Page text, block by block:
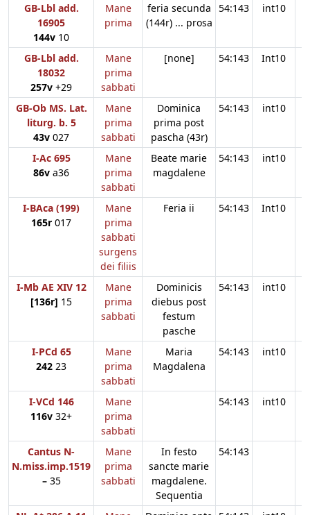
GB-Lbl add.
16905
144v 10
Mane
prima
feria secunda
(144r) ... prosa
54:143 int10
GB-Lbl add.
18032
257v +29
Mane
prima
sabbati
[none] 54:143 Int10
GB-Ob MS. Lat.
liturg. b. 5
43v 027
Mane
prima
sabbati
Dominica
prima post
pascha (43r)
54:143 int10
I-Ac 695
86v a36
Mane
prima
sabbati
Beate marie
magdalene
54:143 int10
I-BAca (199)
165r 017
Mane
prima
sabbati
surgens
dei filiis
Feria ii 54:143 Int10
I-Mb AE XIV 12
[136r] 15
Mane
prima
sabbati
Dominicis
diebus post
festum
pasche
54:143 int10
I-PCd 65
242 23
Mane
prima
sabbati
Maria
Magdalena
54:143 int10
I-VCd 146
116v 32+
Mane
prima
sabbati
54:143 int10
Cantus N-
N.miss.imp.1519
–35
Mane
prima
sabbati
In festo
sancte marie
magdalene.
Sequentia
54:143